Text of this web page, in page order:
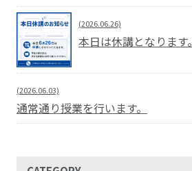
(2026.06.26)
本日は休講となります。
(2026.06.03)
通常通り授業を行います。